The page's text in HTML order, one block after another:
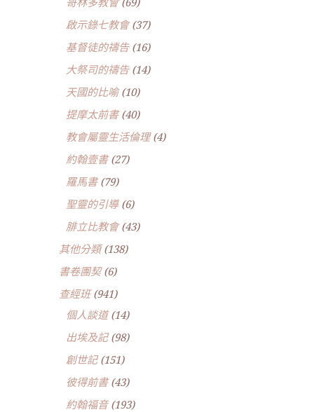
啟示錄七教會(37)
基督徒的禱告(16)
大祭司的禱告(14)
天國的比喻(10)
提摩太前書(40)
教會屬靈生活倫理(4)
約翰壹書(27)
羅馬書(79)
聖靈的引導(6)
腓立比教會(43)
其他分類(138)
書卷團契(6)
查經班(941)
個人談道(14)
出埃及記(98)
創世記(151)
彼得前書(43)
約翰福音(193)